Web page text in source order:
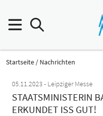
Startseite
Nachrichten
05.11.2023
Leipziger Messe
STAATSMINISTERIN
ERKUNDET ISS GUT!